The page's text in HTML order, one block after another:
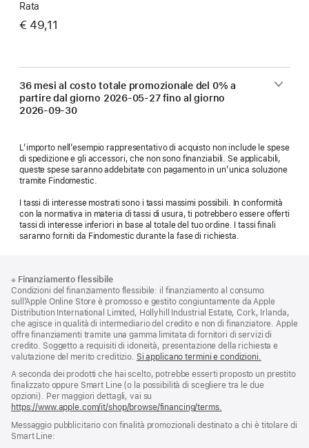
Rata
€ 49,11
36 mesi al costo totale promozionale del 0% a
partire dal giorno 2026-05-27fino al giorno
2026-09-30
L’importo nell’esempio rappresentativo di acquisto non include le spese
di spedizione e gli accessori, che non sono finanziabili. Se applicabili,
queste spese saranno addebitate con pagamento in un’unica soluzione
tramite Findomestic.
I tassi di interesse mostrati sono i tassi massimi possibili. In conformità
con la normativa in materia di tassi di usura, ti potrebbero essere offerti
tassi di interesse inferiori in base al totale del tuo ordine. I tassi finali
saranno forniti da Findomestic durante la fase di richiesta.
di
pagina
a
piè
di
pagina
※ Finanziamento flessibile
Condizioni del finanziamento flessibile: il finanziamento al consumo
sull’Apple Online Store è promosso e gestito congiuntamente da Apple
Distribution International Limited, Hollyhill Industrial Estate, Cork, Irlanda,
che agisce in qualità di intermediario del credito e non di finanziatore. Apple
offre finanziamenti tramite una gamma limitata di fornitori di servizi di
credito. Soggetto a requisiti di idoneità, presentazione della richiesta e
valutazione del merito creditizio. Si applicano termini e condizioni.
A seconda dei prodotti che hai scelto, potrebbe esserti proposto un prestito
finalizzato oppure Smart Line (o la possibilità di scegliere tra le due
opzioni). Per maggiori dettagli, vai su
https://www.apple.com/it/shop/browse/financing/terms.
Messaggio pubblicitario con finalità promozionali destinato a chi è titolare di
Smart Line: